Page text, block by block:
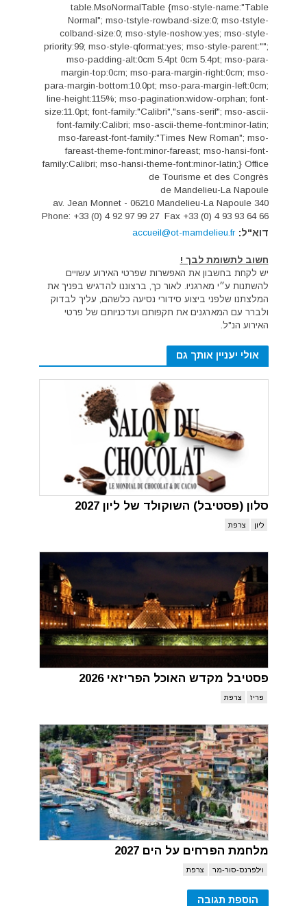
table.MsoNormalTable {mso-style-name:"Table
Normal"; mso-tstyle-rowband-size:0; mso-tstyle-
colband-size:0; mso-style-noshow:yes; mso-style-
priority:99; mso-style-qformat:yes; mso-style-parent:"";
mso-padding-alt:0cm 5.4pt 0cm 5.4pt; mso-para-
margin-top:0cm; mso-para-margin-right:0cm; mso-
para-margin-bottom:10.0pt; mso-para-margin-left:0cm;
line-height:115%; mso-pagination:widow-orphan; font-
size:11.0pt; font-family:"Calibri","sans-serif"; mso-ascii-
font-family:Calibri; mso-ascii-theme-font:minor-latin;
mso-fareast-font-family:"Times New Roman"; mso-
fareast-theme-font:minor-fareast; mso-hansi-font-
family:Calibri; mso-hansi-theme-font:minor-latin;} Office
de Tourisme et des Congrès
de Mandelieu-La Napoule
340 av. Jean Monnet - 06210 Mandelieu-La Napoule
Phone: +33 (0) 4 92 97 99 27 Fax +33 (0) 4 93 93 64 66
דוא"ל: accueil@ot-mamdelieu.fr
חשוב לתשומת לבך !
יש לקחת בחשבון את האפשרות שפרטי האירוע עשויים
להשתנות ע״י מארגניו. לאור כך, ברצוננו להדגיש בפניך את
המלצתנו שלפני ביצוע סידורי נסיעה כלשהם, עליך לבדוק
ולברר עם המארגנים את תקפותם ועדכניותם של פרטי
האירוע הנ"ל.
אולי יעניין אותך גם
סלון (פסטיבל) השוקולד של ליון 2027
ליון צרפת
פסטיבל מקדש האוכל הפריזאי 2026
פריז צרפת
מלחמת הפרחים על הים 2027
וילפרנס-סור-מר צרפת
הוספת תגובה